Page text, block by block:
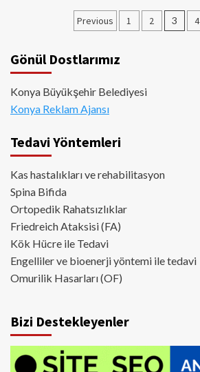
Yazı
Previous 1 2 3 4
Gönül Dostlarımız
Konya Büyükşehir Belediyesi
Konya Reklam Ajansı
Tedavi Yöntemleri
Kas hastalıkları ve rehabilitasyon
Spina Bifida
Ortopedik Rahatsızlıklar
Friedreich Ataksisi (FA)
Kök Hücre ile Tedavi
Engelliler ve bioenerji yöntemi ile tedavi
Omurilik Hasarları (OF)
Bizi Destekleyenler